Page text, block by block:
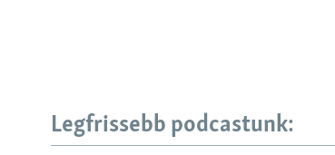
Legfrissebb podcastunk: